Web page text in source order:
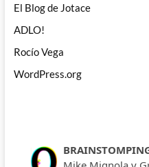
El Blog de Jotace
ADLO!
Rocío Vega
WordPress.org